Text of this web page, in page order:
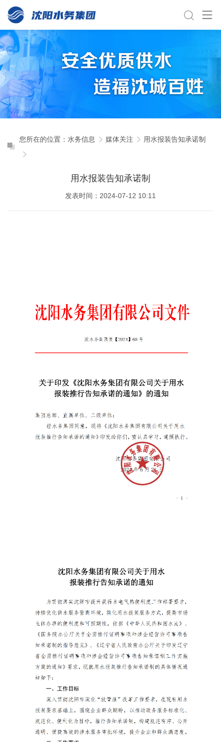
您所在的位置： 水务信息 媒体关注 用水报装告知承诺制
用水报装告知承诺制
发表时间：2024-07-12 10:11